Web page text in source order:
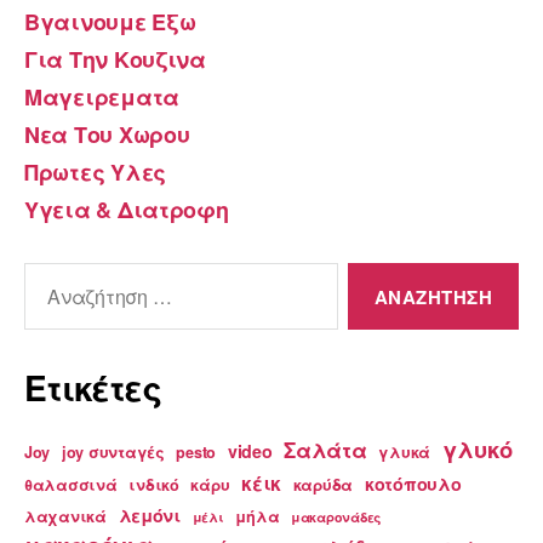
Βγαινουμε Εξω
Για Την Κουζινα
Μαγειρεματα
Νεα Του Χωρου
Πρωτες Υλες
Υγεια & Διατροφη
για:
Ετικέτες
Joy joy συνταγές pesto video Σαλάτα γλυκά γλυκό
θαλασσινά ινδικό κάρυ κέικ καρύδα κοτόπουλο
λαχανικά λεμόνι μέλι μήλα μακαρονάδες